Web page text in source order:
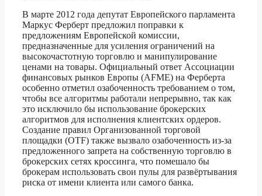
В марте 2012 года депутат Европейского парламента
Маркус Ферберт предложил поправки к
предложениям Европейской комиссии,
предназначенные для усиления ограничений на
высокочастотную торговлю и манипулирование
ценами на товары. Официальный ответ Ассоциации
финансовых рынков Европы (AFME) на Ферберта
особенно отметил озабоченность требованием о том,
чтобы все алгоритмы работали непрерывно, так как
это исключило бы использование брокерских
алгоритмов для исполнения клиентских ордеров.
Создание правил Организованной торговой
площадки (OTF) также вызвало озабоченность из-за
предложенного запрета на собственную торговлю в
брокерских сетях кроссинга, что помешало бы
брокерам использовать свои пулы для развёртывания
риска от имени клиента или самого банка.